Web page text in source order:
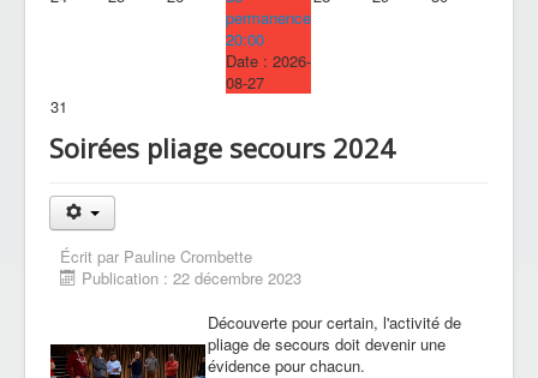
permanence
20:00
Date : 2026-
08-27
31
Soirées pliage secours 2024
Écrit par Pauline Crombette
Publication : 22 décembre 2023
Découverte pour certain, l'activité de
pliage de secours doit devenir une
évidence pour chacun.